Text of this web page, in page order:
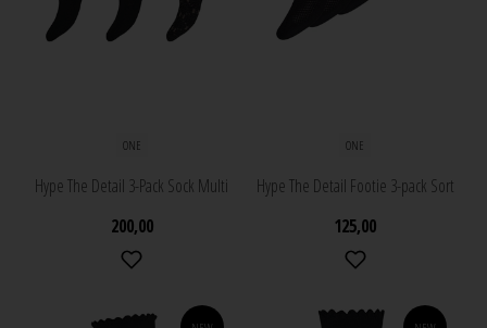
ONE
Hype The Detail 3-Pack Sock Multi
200,00
ONE
Hype The Detail Footie 3-pack Sort
125,00